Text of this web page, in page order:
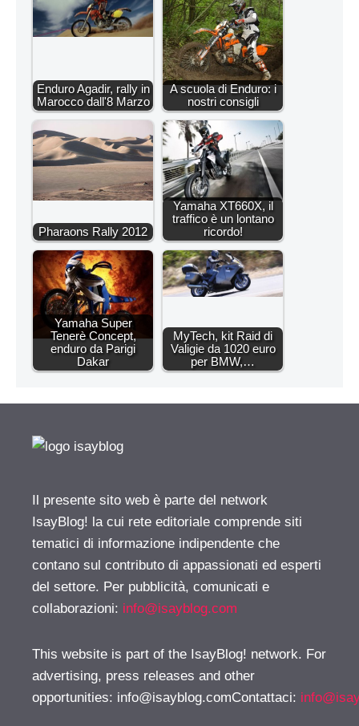
Enduro Agadir, rally in
Marocco dall'8 Marzo
A scuola di Enduro: i
nostri consigli
Pharaons Rally 2012
Yamaha XT660X, il
traffico è un lontano
ricordo!
Yamaha Super
Tenerè Concept,
enduro da Parigi
Dakar
MyTech, kit Raid di
Valigie da 1020 euro
per BMW,…
Il presente sito web è parte del network
IsayBlog! la cui rete editoriale comprende siti
tematici di informazione indipendente che
contano sul contributo di appassionati ed esperti
del settore. Per pubblicità, comunicati e
collaborazioni: info@isayblog.com
This website is part of the IsayBlog! network. For
advertising, press releases and other
opportunities: info@isayblog.comContattaci: